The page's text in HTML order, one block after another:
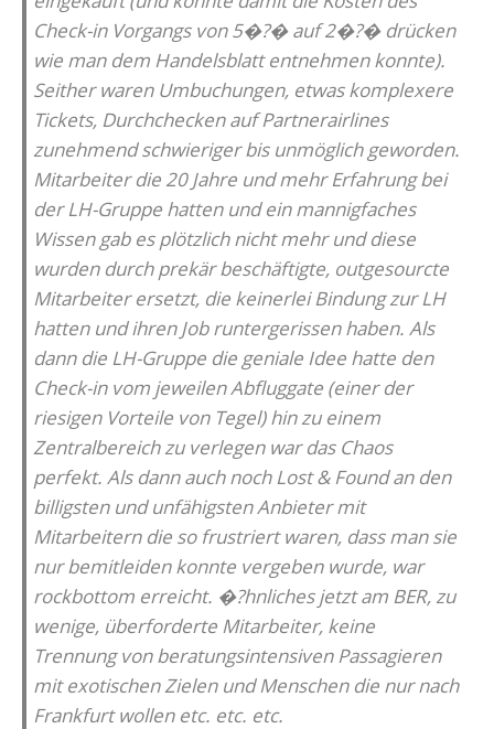
Check-in Vorgangs von 5�?� auf 2�?� drücken
wie man dem Handelsblatt entnehmen konnte).
Seither waren Umbuchungen, etwas komplexere
Tickets, Durchchecken auf Partnerairlines
zunehmend schwieriger bis unmöglich geworden.
Mitarbeiter die 20 Jahre und mehr Erfahrung bei
der LH-Gruppe hatten und ein mannigfaches
Wissen gab es plötzlich nicht mehr und diese
wurden durch prekär beschäftigte, outgesourcte
Mitarbeiter ersetzt, die keinerlei Bindung zur LH
hatten und ihren Job runtergerissen haben. Als
dann die LH-Gruppe die geniale Idee hatte den
Check-in vom jeweilen Abfluggate (einer der
riesigen Vorteile von Tegel) hin zu einem
Zentralbereich zu verlegen war das Chaos
perfekt. Als dann auch noch Lost & Found an den
billigsten und unfähigsten Anbieter mit
Mitarbeitern die so frustriert waren, dass man sie
nur bemitleiden konnte vergeben wurde, war
rockbottom erreicht. �?hnliches jetzt am BER, zu
wenige, überforderte Mitarbeiter, keine
Trennung von beratungsintensiven Passagieren
mit exotischen Zielen und Menschen die nur nach
Frankfurt wollen etc. etc. etc.